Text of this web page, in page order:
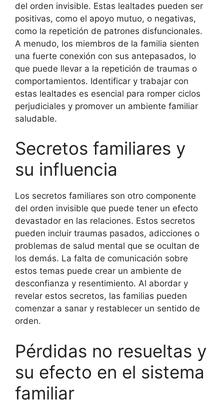
del orden invisible. Estas lealtades pueden ser
positivas, como el apoyo mutuo, o negativas,
como la repetición de patrones disfuncionales.
A menudo, los miembros de la familia sienten
una fuerte conexión con sus antepasados, lo
que puede llevar a la repetición de traumas o
comportamientos. Identificar y trabajar con
estas lealtades es esencial para romper ciclos
perjudiciales y promover un ambiente familiar
saludable.
Secretos familiares y
su influencia
Los secretos familiares son otro componente
del orden invisible que puede tener un efecto
devastador en las relaciones. Estos secretos
pueden incluir traumas pasados, adicciones o
problemas de salud mental que se ocultan de
los demás. La falta de comunicación sobre
estos temas puede crear un ambiente de
desconfianza y resentimiento. Al abordar y
revelar estos secretos, las familias pueden
comenzar a sanar y restablecer un sentido de
orden.
Pérdidas no resueltas y
su efecto en el sistema
familiar